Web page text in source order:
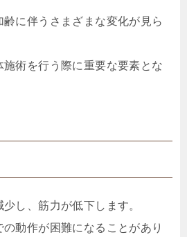
に伴うさまざまな変化が見ら
施術を行う際に重要な要素とな
し、筋力が低下します。
動作が困難になることがあり